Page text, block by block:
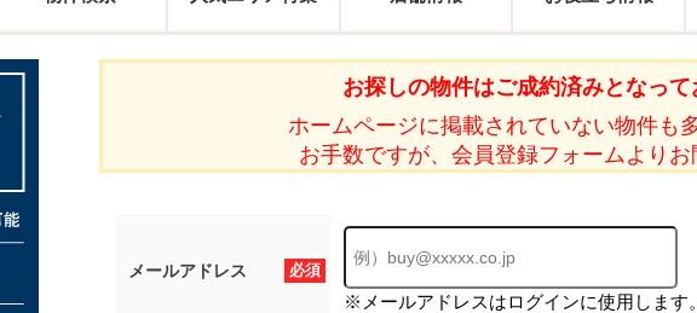
お探しの物件はご成約済みとなって
ホームページに掲載されていない物件も
お手数ですが、会員登録フォームよりお
必須
メールアドレス
※メールアドレスはログインに使用します。